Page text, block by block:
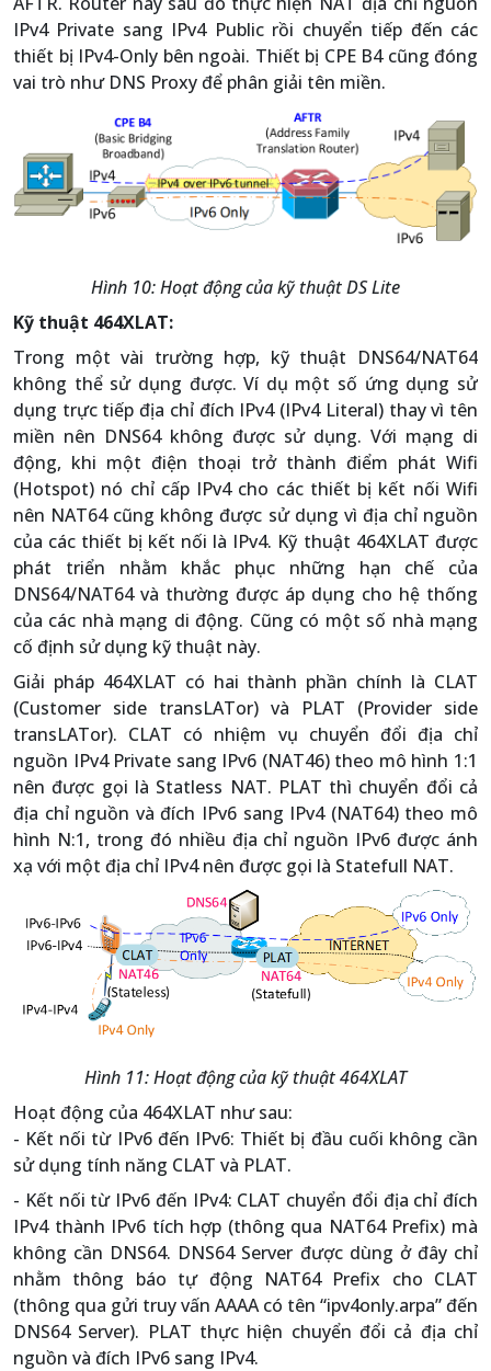
IPv4 Private sang IPv4 Public rồi chuyển tiếp đến các
thiết bị IPv4-Only bên ngoài. Thiết bị CPE B4 cũng đóng
vai trò như DNS Proxy để phân giải tên miền.
Hình 10: Hoạt động của kỹ thuật DS Lite
Kỹ thuật 464XLAT:
Trong một vài trường hợp, kỹ thuật DNS64/NAT64
không thể sử dụng được. Ví dụ một số ứng dụng sử
dụng trực tiếp địa chỉ đích IPv4 (IPv4 Literal) thay vì tên
miền nên DNS64 không được sử dụng. Với mạng di
động, khi một điện thoại trở thành điểm phát Wifi
(Hotspot) nó chỉ cấp IPv4 cho các thiết bị kết nối Wifi
nên NAT64 cũng không được sử dụng vì địa chỉ nguồn
của các thiết bị kết nối là IPv4. Kỹ thuật 464XLAT được
phát triển nhằm khắc phục những hạn chế của
DNS64/NAT64 và thường được áp dụng cho hệ thống
của các nhà mạng di động. Cũng có một số nhà mạng
cố định sử dụng kỹ thuật này.
Giải pháp 464XLAT có hai thành phần chính là CLAT
(Customer side transLATor) và PLAT (Provider side
transLATor). CLAT có nhiệm vụ chuyển đổi địa chỉ
nguồn IPv4 Private sang IPv6 (NAT46) theo mô hình 1:1
nên được gọi là Statless NAT. PLAT thì chuyển đổi cả
địa chỉ nguồn và đích IPv6 sang IPv4 (NAT64) theo mô
hình N:1, trong đó nhiều địa chỉ nguồn IPv6 được ánh
xạ với một địa chỉ IPv4 nên được gọi là Statefull NAT.
Hình 11: Hoạt động của kỹ thuật 464XLAT
Hoạt động của 464XLAT như sau:
- Kết nối từ IPv6 đến IPv6: Thiết bị đầu cuối không cần
sử dụng tính năng CLAT và PLAT.
- Kết nối từ IPv6 đến IPv4: CLAT chuyển đổi địa chỉ đích
IPv4 thành IPv6 tích hợp (thông qua NAT64 Prefix) mà
không cần DNS64. DNS64 Server được dùng ở đây chỉ
nhằm thông báo tự động NAT64 Prefix cho CLAT
(thông qua gửi truy vấn AAAA có tên “ipv4only.arpa” đến
DNS64 Server). PLAT thực hiện chuyển đổi cả địa chỉ
nguồn và đích IPv6 sang IPv4.